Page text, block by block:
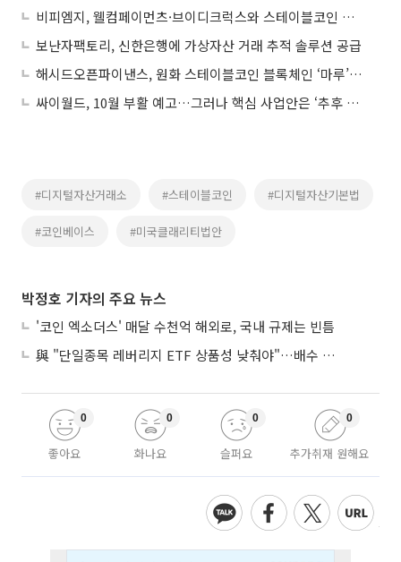
비피엠지, 웰컴페이먼츠·브이디크럭스와 스테이블코인 결제 인프라 구축 협력
보난자팩토리, 신한은행에 가상자산 거래 추적 솔루션 공급
해시드오픈파이낸스, 원화 스테이블코인 블록체인 ‘마루’ 테스트넷 공개
싸이월드, 10월 부활 예고…그러나 핵심 사업안은 ‘추후 공개’
#디지털자산거래소 #스테이블코인 #디지털자산기본법
#코인베이스 #미국클래리티법안
박정호 기자의 주요 뉴스
'코인 엑소더스' 매달 수천억 해외로, 국내 규제는 빈틈
與 "단일종목 레버리지 ETF 상품성 낮춰야"…배수 조정안도 거론
좋아요
0
화나요
0
슬퍼요
0
추가취재 원해요
0